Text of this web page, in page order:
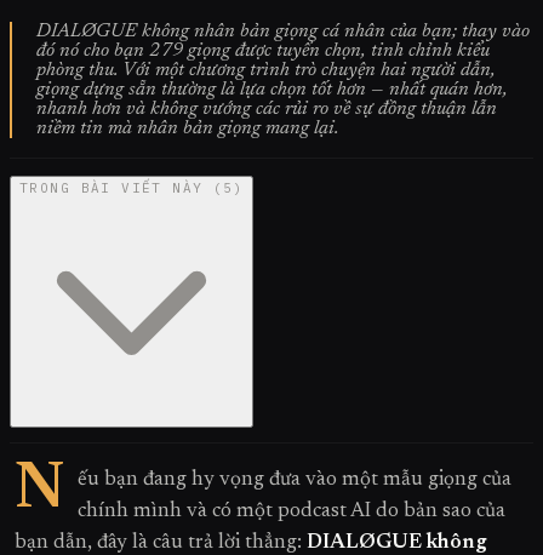
DIALØGUE không nhân bản giọng cá nhân của bạn; thay vào
đó nó cho bạn 279 giọng được tuyển chọn, tinh chỉnh kiểu
phòng thu. Với một chương trình trò chuyện hai người dẫn,
giọng dựng sẵn thường là lựa chọn tốt hơn — nhất quán hơn,
nhanh hơn và không vướng các rủi ro về sự đồng thuận lẫn
niềm tin mà nhân bản giọng mang lại.
TRONG BÀI VIẾT NÀY ( 5 )
N
ếu bạn đang hy vọng đưa vào một mẫu giọng của
chính mình và có một podcast AI do bản sao của
bạn dẫn, đây là câu trả lời thẳng: DIALØGUE không